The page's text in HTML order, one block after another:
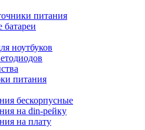
питания
ноутбуков
питания
бескорпусные
на din-рейку
на плату